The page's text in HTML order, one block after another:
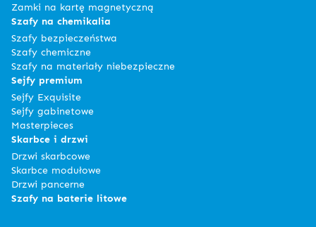
Zamki na kartę magnetyczną
Szafy na chemikalia
Szafy bezpieczeństwa
Szafy chemiczne
Szafy na materiały niebezpieczne
Sejfy premium
Sejfy Exquisite
Sejfy gabinetowe
Masterpieces
Skarbce i drzwi
Drzwi skarbcowe
Skarbce modułowe
Drzwi pancerne
Szafy na baterie litowe